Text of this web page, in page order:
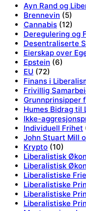
Ayn Rand og
Brennevin (5)
Cannabis (12)
Deregulering og
Desentraliserte
Eierskap over
Epstein (6)
EU (72)
Finans i
Frivillig
Grunnprinsipper
Humes Bidrag til
Ikke-
Individuell Frihet
John Stuart Mill
Krypto (10)
Liberalistisk
Liberalistisk
Liberalistiske
Liberalistiske
Liberalistiske
Liberalistiske